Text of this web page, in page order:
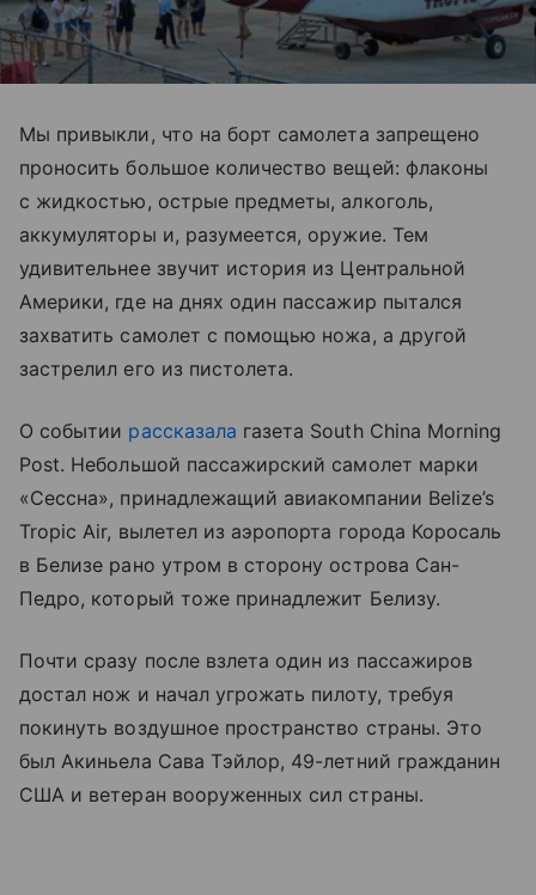
Мы привыкли, что на борт самолета запрещено
проносить большое количество вещей: флаконы
с жидкостью, острые предметы, алкоголь,
аккумуляторы и, разумеется, оружие. Тем
удивительнее звучит история из Центральной
Америки, где на днях один пассажир пытался
захватить самолет с помощью ножа, а другой
застрелил его из пистолета.
О событии рассказала газета South China Morning
Post. Небольшой пассажирский самолет марки
«Сессна», принадлежащий авиакомпании Belize’s
Tropic Air, вылетел из аэропорта города Коросаль
в Белизе рано утром в сторону острова Сан-
Педро, который тоже принадлежит Белизу.
Почти сразу после взлета один из пассажиров
достал нож и начал угрожать пилоту, требуя
покинуть воздушное пространство страны. Это
был Акиньела Сава Тэйлор, 49-летний гражданин
США и ветеран вооруженных сил страны.